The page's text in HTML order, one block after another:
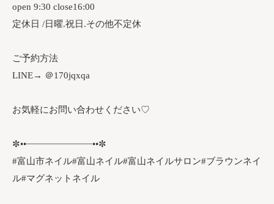
open 9:30 close16:00
定休日 /日曜.祝日.その他不定休
ご予約方法
LINE→ ＠170jqxqa
お気軽にお問い合わせください♡
✼••┈┈┈┈┈┈┈┈┈┈┈┈••✼
#富山市ネイル#富山ネイル#富山ネイルサロン#ブラウンネイ
ル#マグネットネイル